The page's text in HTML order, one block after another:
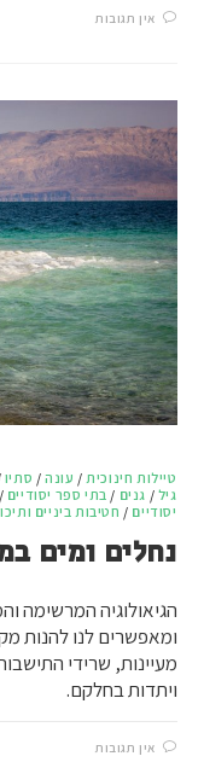
אין תגובות
טיילות חינוכית/ עונה / סתיו
גיל / גנים / בתי ספר יסודיים /
יסודיים / חטיבות ביניים
נחלים ומים
הגיאולוגיה המרשימה
ומאפשרים לנו להנות
מעיינות, שרידי
ויתדות בחלקם.
אין תגובות